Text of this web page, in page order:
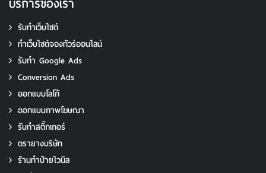
รับทําสติ๊กเกอร์
ตรายางบริษัท
ร้านทำป้ายไวนิล
ติดต่อเรา
ข่าวรับทําเว็บไซต์ล่าสุด
เว็บไซต์ของคุณรองรับมือถือแล้วจริงๆ...
เสาร์ที่ 16 สิงหาคม 2568